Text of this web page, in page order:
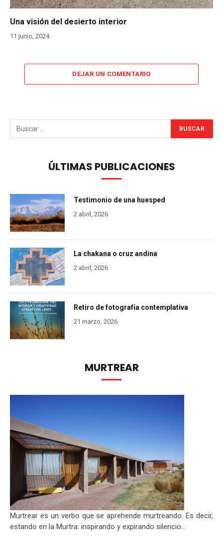
Una visión del desierto interior
11 junio, 2024
DEJAR UN COMENTARIO
ÚLTIMAS PUBLICACIONES
Testimonio de una huesped
2 abril, 2026
La chakana o cruz andina
2 abril, 2026
Retiro de fotografía contemplativa
21 marzo, 2026
MURTREAR
Murtrear es un verbo que se aprehende murtreando. Es decir,
estando en la Murtra: inspirando y expirando silencio...